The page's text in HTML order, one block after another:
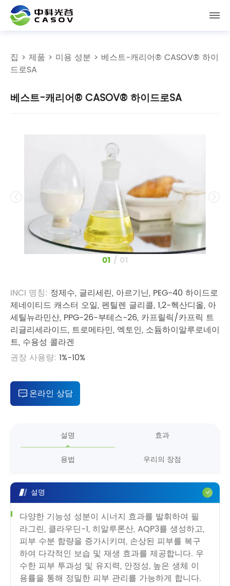
집 > 제품 > 미용 성분 > 베스트-캐리어® CASOV® 하이
드로SA
베스트-캐리어® CASOV® 하이드로SA
1 / 1
INCI 명칭: 정제수, 글리세린, 아르기닌, PEG-40 하이드로
제네이티드 캐스터 오일, 펜틸렌 글리콜, 1,2-헥산디올, 아
세틸뉴라민산, PPG-26-부테스-26, 카프릴릭/카프릭 트
리글리세라이드, 트로메타민, 엑토인, 소듐하이알루로네이
트, 수용성 콜라겐
권장 사용량: 1%-10%
온라인 상담
설명 효과
용법 우리의 장점
설명
다양한 기능성 성분이 시너지 효과를 발휘하여 필
라그린, 클라우딘-1, 히알루론산, AQP3를 생성하고,
피부 수분 함량을 증가시키며, 손상된 피부를 복구
하여 다각적인 보습 및 재생 효과를 제공합니다. 우
수한 피부 투과성 및 유지력, 안정성, 높은 생체 이
용률을 통해 정밀한 피부 관리를 가능하게 합니다.